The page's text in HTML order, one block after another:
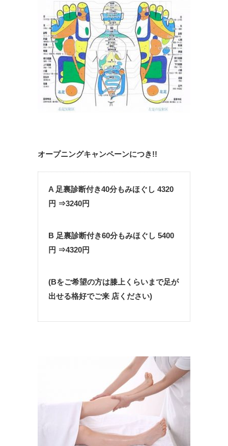
オープニングキャンペーンにつき!!
A 足裏診断付き40分もみほぐし 4320
円 ⇒3240円
B 足裏診断付き60分もみほぐし 5400
円 ⇒4320円
(Bをご希望の方は膝上くらいまで足が
出せる格好でご来 店ください)